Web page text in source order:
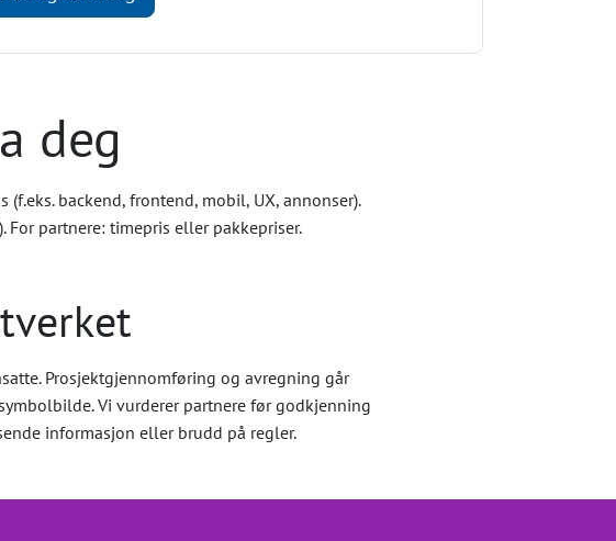
deg
backend, frontend, mobil, UX, annonser).
partnere: timepris eller pakkepriser.
Prosjektgjennomføring og avregning går
Vi vurderer partnere før godkjenning
informasjon eller brudd på regler.